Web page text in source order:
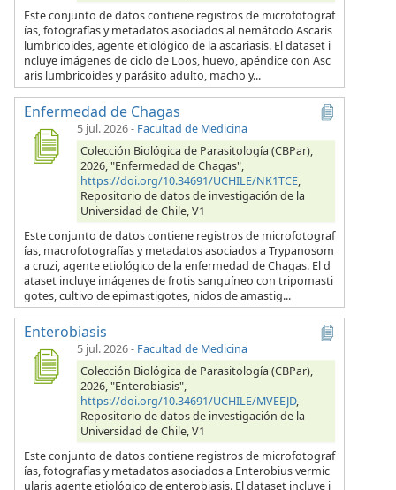
Este conjunto de datos contiene registros de microfotograf
ías, fotografías y metadatos asociados al nemátodo Ascaris
lumbricoides, agente etiológico de la ascariasis. El dataset i
ncluye imágenes de ciclo de Loos, huevo, apéndice con Asc
aris lumbricoides y parásito adulto, macho y...
Enfermedad de Chagas
5 jul. 2026- Facultad de Medicina
Colección Biológica de Parasitología (CBPar),
2026, "Enfermedad de Chagas",
https://doi.org/10.34691/UCHILE/NK1TCE,
Repositorio de datos de investigación de la
Universidad de Chile, V1
Este conjunto de datos contiene registros de microfotograf
ías, macrofotografías y metadatos asociados a Trypanosom
a cruzi, agente etiológico de la enfermedad de Chagas. El d
ataset incluye imágenes de frotis sanguíneo con tripomasti
gotes, cultivo de epimastigotes, nidos de amastig...
Enterobiasis
5 jul. 2026- Facultad de Medicina
Colección Biológica de Parasitología (CBPar),
2026, "Enterobiasis",
https://doi.org/10.34691/UCHILE/MVEEJD,
Repositorio de datos de investigación de la
Universidad de Chile, V1
Este conjunto de datos contiene registros de microfotograf
ías, fotografías y metadatos asociados a Enterobius vermic
ularis agente etiológico de enterobiasis. El dataset incluye i